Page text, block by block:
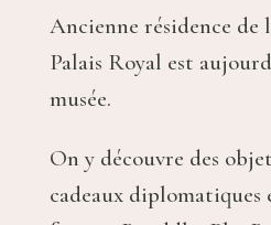
Ancienne résidence de
Palais Royal est
musée.
On y découvre des
cadeaux